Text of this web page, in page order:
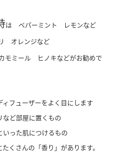
は ペパーミント レモンなど
オレンジなど
モミール ヒノキなどがお勧めで
フューザーをよく目にします
ど部屋に置くもの
った肌につけるもの
くさんの「香り」があります。